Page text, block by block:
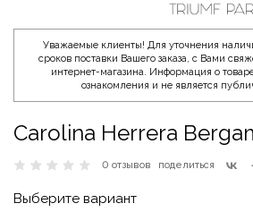
Уважаемые клиенты! Для уточнения
сроков поставки Вашего заказа, с Вами
интернет-магазина. Информация о
ознакомления и не является
Carolina Herrera
0 отзывов поделиться
Выберите вариант